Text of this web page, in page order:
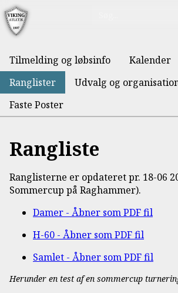
Tilmelding og løbsinfo Kalender
Ranglister
Udvalg og
Faste Poster
Rangliste
Ranglisterne er opdateret pr. 18-06
Sommercup på Raghammer).
Damer - Åbner som PDF fil
H-60 - Åbner som PDF fil
Samlet - Åbner som PDF fil
Herunder en test af en sommercup